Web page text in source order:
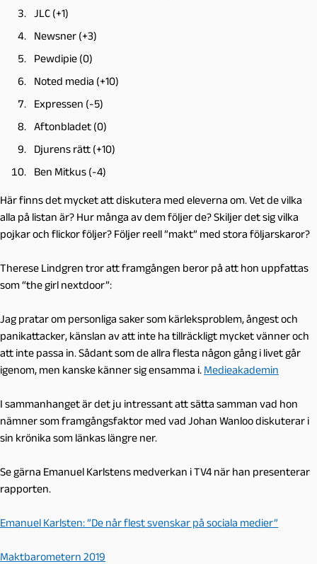
JLC (+1)
Newsner (+3)
Pewdipie (0)
Noted media (+10)
Expressen (-5)
Aftonbladet (0)
Djurens rätt (+10)
Ben Mitkus (-4)
Här finns det mycket att diskutera med eleverna om. Vet de vilka
alla på listan är? Hur många av dem följer de? Skiljer det sig vilka
pojkar och flickor följer? Följer reell ”makt” med stora följarskaror?
Therese Lindgren tror att framgången beror på att hon uppfattas
som “the girl nextdoor”:
Jag pratar om personliga saker som kärleksproblem, ångest och
panikattacker, känslan av att inte ha tillräckligt mycket vänner och
att inte passa in. Sådant som de allra flesta någon gång i livet går
igenom, men kanske känner sig ensamma i. Medieakademin
I sammanhanget är det ju intressant att sätta samman vad hon
nämner som framgångsfaktor med vad Johan Wanloo diskuterar i
sin krönika som länkas längre ner.
Se gärna Emanuel Karlstens medverkan i TV4 när han presenterar
rapporten.
Emanuel Karlsten: ”De når flest svenskar på sociala medier”
Maktbarometern 2019